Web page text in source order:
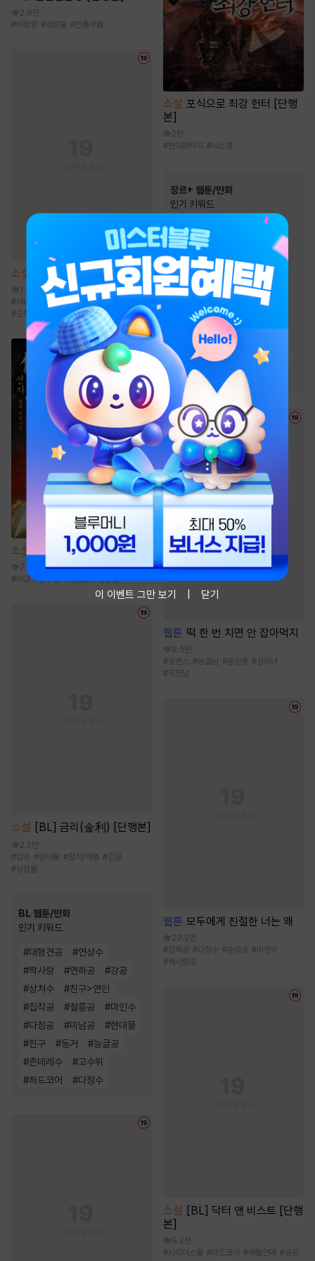
2.6만
#비장함 #성장물 #전통무협
소설 또다시 파고드는 [단행본]
1.5만
#사내연애 다정남 # 재벌남 #
#오해
소설
7만
#마교 #신무협 #선협물 #성장물
소설 [BL] 금리(金利) [단행본]
2.2만
#강수 #현대물 #정치/재벌 #강공
#성장물
BL 웹툰/만화
인기 키워드
#대형견공 #연상수
#짝사랑 #연하공 #강공
#상처수 #친구>연인
#집착공 #절륜공 #미인수
#다정공 #미남공 #현대물
#친구 #동거 #능글공
#츤데레수 #고수위
#하드코어 #다정수
소설 포식으로 최강 헌터 [단행
본]
2만
#현대판타지 #시스템
장르+ 웹툰/만화
인기 키워드
#동양풍
#초능력
힐링물 #
동물
#역사/시대물 #복수
연애/결혼 #
이세계물 #복수물
오피스물 #영상화
#환생물 현대물 #성장물
친구 다정남
웹툰 떡 한 번 치면 안 잡아먹지
8.5만
#로맨스 #능글남 #동양풍 #상처녀
#직진남
웹툰 모두에게 친절한 너는 왜
29.2만
#집착공 #다정수 #순정공 #미인수
#짝사랑공
소설 [BL] 닥터 앤 비스트 [단행
본]
9.2천
#시리어스물 #하드코어 #배틀연애 #광공
이 이벤트 그만 보기 닫기